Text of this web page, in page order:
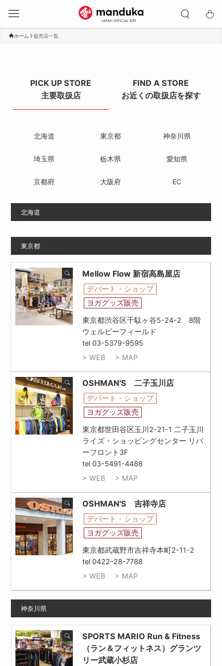
ホーム 販売店一覧
PICK UP STORE
主要取扱店
FIND A STORE
お近くの取扱店を探す
北海道 東京都 神奈川県
埼玉県 栃木県 愛知県
京都府 大阪府 EC
北海道
東京都
Mellow Flow 新宿高島屋店
デパート・ショップ
ヨガグッズ販売
東京都渋谷区千駄ヶ谷5-24-2 8階
ウェルビーフィールド
tel 03-5379-9595
> WEB
> MAP
OSHMAN'S 二子玉川店
デパート・ショップ
ヨガグッズ販売
東京都世田谷区玉川2-21-1 二子玉川
ライズ・ショッピングセンター リバ
ーフロント3F
tel 03-5491-4488
> WEB
> MAP
OSHMAN'S 吉祥寺店
デパート・ショップ
ヨガグッズ販売
東京都武蔵野市吉祥寺本町2-11-2
tel 0422-28-7788
> WEB
> MAP
神奈川県
SPORTS MARIO Run & Fitness
（ラン＆フィットネス）グランツ
リー武蔵小杉店